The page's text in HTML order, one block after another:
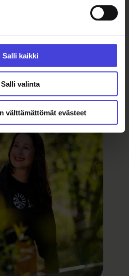
Salli kaikki
Salli valinta
välttämättömät evästeet